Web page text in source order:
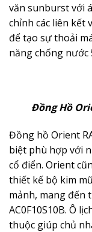
văn sunburst với
chỉnh các liên kết
để tạo sự thoải
năng chống nước
Đồng Hồ
Đồng hồ Orient
biệt phù hợp với
cổ điển. Orient
thiết kế bộ kim
mảnh, mang đến
AC0F10S10B. Ô
thuộc giúp chủ